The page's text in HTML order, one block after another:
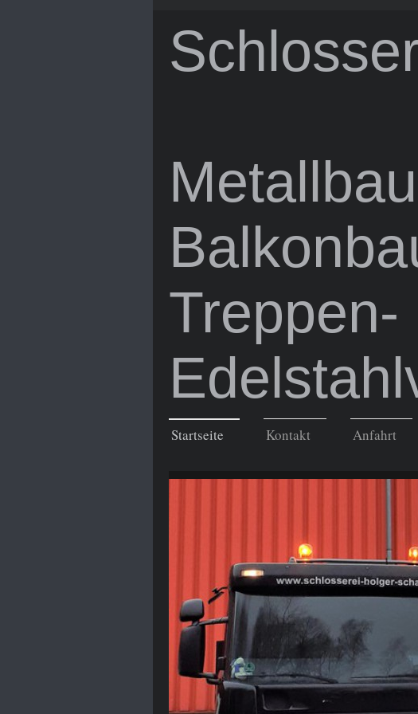
Metallbau
Startseite Kontakt Anfahrt